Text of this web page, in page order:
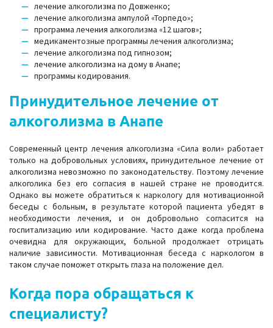
лечение алкоголизма по Довженко;
лечение алкоголизма ампулой «Торпедо»;
программа лечения алкоголизма «12 шагов»;
медикаментозные программы лечения алкоголизма;
лечение алкоголизма под гипнозом;
лечение алкоголизма на дому в Анапе;
программы кодирования.
Принудительное лечение от
алкоголизма в Анапе
Современный центр лечения алкоголизма «Сила воли» работает
только на добровольных условиях, принудительное лечение от
алкоголизма невозможно по законодательству. Поэтому лечение
алкоголика без его согласия в нашей стране не проводится.
Однако вы можете обратиться к наркологу для мотивационной
беседы с больным, в результате которой пациента убедят в
необходимости лечения, и он добровольно согласится на
госпитализацию или кодирование. Часто даже когда проблема
очевидна для окружающих, больной продолжает отрицать
наличие зависимости. Мотивационная беседа с наркологом в
таком случае поможет открыть глаза на положение дел.
Когда пора обращаться к
специалисту?